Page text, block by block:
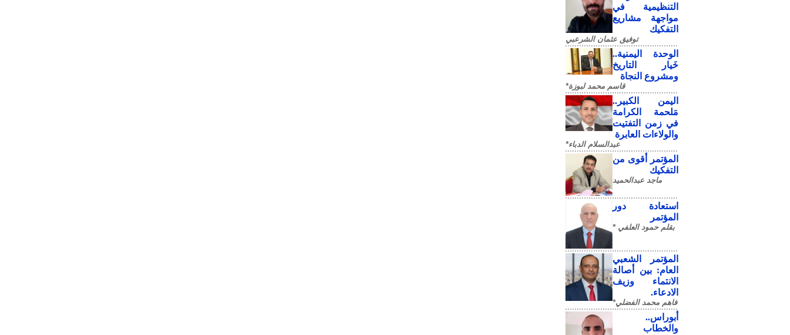
التنظيمية في
مواجهة مشاريع
التفكيك
توفيق عثمان الشرعبي
الوحدة اليمنية..
خَيار التاريخ
ومشروع النجاة
قاسم محمد لبوزة*
​اليمن الكبير..
مَلحمة الكرامة
في زمن التفتيت
والولاءات العابرة
عبدالسلام الدباء*
المؤتمر أقوى من
التفكيك
ماجد عبدالحميد
استعادة دور
المؤتمر
بقلم حمود العلفي *
المؤتمر الشعبي
العام: بين أصالة
الانتماء وزيف
الادعاء.
فاهم محمد الفضلي*
أبوراس..
والخطاب